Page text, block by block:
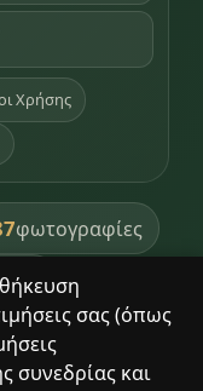
σας (όπως
συνεδρίας και
Χρήσης
φωτογραφίες